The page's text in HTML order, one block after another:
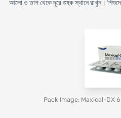
আলো ও তাপ থেকে দূরে শুষ্ক স্থানে রাখুন।
Pack Image: Maxical-DX